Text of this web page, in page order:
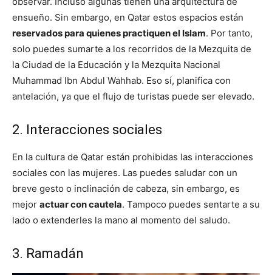
ensueño. Sin embargo, en Qatar estos espacios están
reservados para quienes practiquen el Islam. Por tanto,
solo puedes sumarte a los recorridos de la Mezquita de
la Ciudad de la Educación y la Mezquita Nacional
Muhammad Ibn Abdul Wahhab. Eso sí, planifica con
antelación, ya que el flujo de turistas puede ser elevado.
2. Interacciones sociales
En la cultura de Qatar están prohibidas las interacciones
sociales con las mujeres. Las puedes saludar con un
breve gesto o inclinación de cabeza, sin embargo, es
mejor actuar con cautela. Tampoco puedes sentarte a su
lado o extenderles la mano al momento del saludo.
3. Ramadán